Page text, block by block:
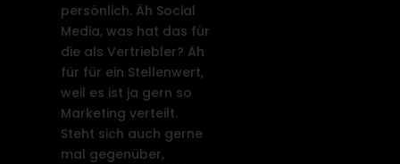
persönlich. Äh Social
Media, was hat das für
die als Vertriebler? Äh
für für ein Stellenwert,
weil es ist ja gern so
Marketing verteilt.
Steht sich auch gerne
mal gegenüber,